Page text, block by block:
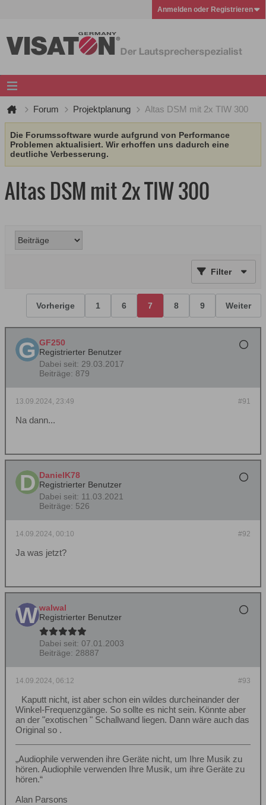
Anmelden oder Registrieren
Forum Projektplanung Altas DSM mit 2x TIW 300
Die Forumssoftware wurde aufgrund von Performance
Problemen aktualisiert. Wir erhoffen uns dadurch eine
deutliche Verbesserung.
Altas DSM mit 2x TIW 300
Filter
Vorherige 1 6 7 8 9 Weiter
GF250
Registrierter Benutzer
Dabei seit: 29.03.2017
Beiträge: 879
#91
13.09.2024, 23:49
Na dann...
DanielK78
Registrierter Benutzer
Dabei seit: 11.03.2021
Beiträge: 526
#92
14.09.2024, 00:10
Ja was jetzt?
walwal
Registrierter Benutzer
Dabei seit: 07.01.2003
Beiträge: 28887
#93
14.09.2024, 06:12
Kaputt nicht, ist aber schon ein wildes durcheinander der
Winkel-Frequenzgänge. So sollte es nicht sein. Könnte aber
an der "exotischen " Schallwand liegen. Dann wäre auch das
Original so .
„Audiophile verwenden ihre Geräte nicht, um Ihre Musik zu
hören. Audiophile verwenden Ihre Musik, um ihre Geräte zu
hören.“
Alan Parsons